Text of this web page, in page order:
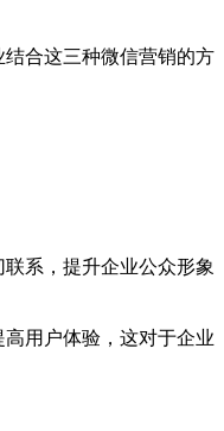
合这三种微信营销的方
系，提升企业公众形象
用户体验，这对于企业